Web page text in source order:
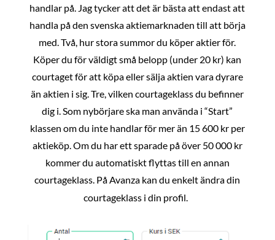
handlar på. Jag tycker att det är bästa att endast att
handla på den svenska aktiemarknaden till att börja
med. Två, hur stora summor du köper aktier för.
Köper du för väldigt små belopp (under 20 kr) kan
courtaget för att köpa eller sälja aktien vara dyrare
än aktien i sig. Tre, vilken courtageklass du befinner
dig i. Som nybörjare ska man använda i “Start”
klassen om du inte handlar för mer än 15 600 kr per
aktieköp. Om du har ett sparade på över 50 000 kr
kommer du automatiskt flyttas till en annan
courtageklass. På Avanza kan du enkelt ändra din
courtageklass i din profil.